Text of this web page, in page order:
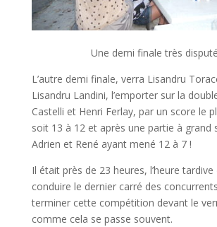
Une demi finale très
L’autre demi finale, verra Lisandru
Lisandru Landini, l’emporter sur la
Castelli et Henri Ferlay, par un score le
soit 13 à 12 et après une partie à grand
Adrien et René ayant mené 12 à 7 !
Il était près de 23 heures, l’heure tardive
conduire le dernier carré des
terminer cette compétition devant le
comme cela se passe souvent.